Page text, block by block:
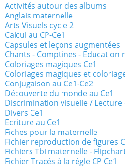
Activités autour des albums
Anglais maternelle
Arts Visuels cycle 2
Calcul au CP-Ce1
Capsules et leçons augmentées
Chants - Comptines - Education
Coloriages magiques Ce1
Coloriages magiques et
Conjugaison au Ce1-Ce2
Découverte du monde au Ce1
Discrimination visuelle /
Divers Ce1
Ecriture au Ce1
Fiches pour la maternelle
Fichier reproduction de figures
Fichiers Tbi maternelle -
Fichier Tracés à la règle CP Ce1